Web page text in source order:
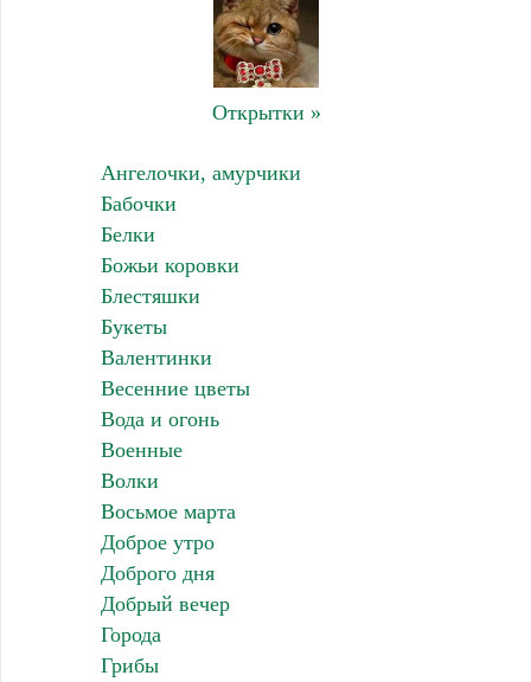
Открытки »
Ангелочки, амурчики
Бабочки
Белки
Божьи коровки
Блестяшки
Букеты
Валентинки
Весенние цветы
Вода и огонь
Военные
Волки
Восьмое марта
Доброе утро
Доброго дня
Добрый вечер
Города
Грибы